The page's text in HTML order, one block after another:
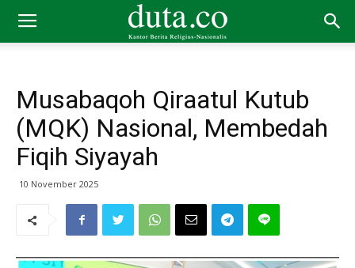
Musabaqoh Qiraatul Kutub
(MQK) Nasional, Membedah
Fiqih Siyayah
10 November 2025